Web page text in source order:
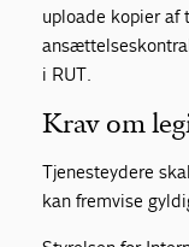
uploade kopier af
i RUT.
Krav om
Tjenesteydere
kan fremvise